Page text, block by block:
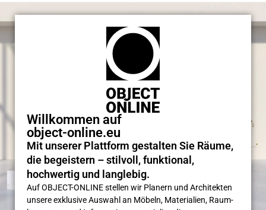
Willkommen auf
object-online.eu
Mit unserer Plattform gestalten Sie Räume,
die begeistern – stilvoll, funktional,
hochwertig und langlebig.
Auf OBJECT-ONLINE stellen wir Planern und Architekten
unsere exklusive Auswahl an Möbeln, Materialien, Raum­